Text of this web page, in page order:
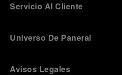
Servicio Al Cliente
Universo De Panerai
Avisos Legales